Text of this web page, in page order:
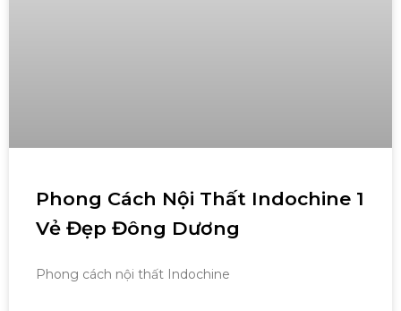
Phong Cách Nội Thất Indochine 1
Vẻ Đẹp Đông Dương
Phong cách nội thất Indochine